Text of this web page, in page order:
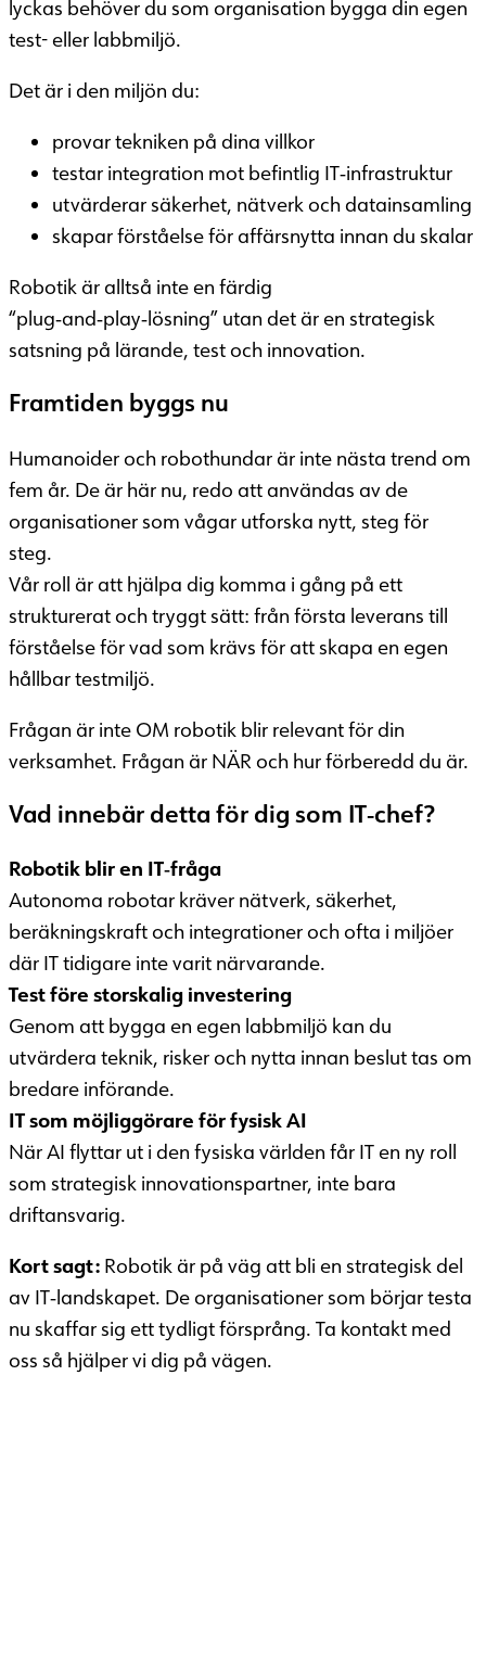
lyckas behöver du som organisation bygga din egen
test- eller labbmiljö.
Det är i den miljön du:
provar tekniken på dina villkor
testar integration mot befintlig IT‑infrastruktur
utvärderar säkerhet, nätverk och datainsamling
skapar förståelse för affärsnytta innan du skalar
Robotik är alltså inte en färdig
“plug‑and‑play‑lösning” utan det är en strategisk
satsning på lärande, test och innovation.
Framtiden byggs nu
Humanoider och robothundar är inte nästa trend om
fem år. De är här nu, redo att användas av de
organisationer som vågar utforska nytt, steg för
steg.
Vår roll är att hjälpa dig komma i gång på ett
strukturerat och tryggt sätt: från första leverans till
förståelse för vad som krävs för att skapa en egen
hållbar testmiljö.
Frågan är inte OM robotik blir relevant för din
verksamhet. Frågan är NÄR och hur förberedd du är.
Vad innebär detta för dig som IT‑chef?
Robotik blir en IT‑fråga
Autonoma robotar kräver nätverk, säkerhet,
beräkningskraft och integrationer och ofta i miljöer
där IT tidigare inte varit närvarande.
Test före storskalig investering
Genom att bygga en egen labbmiljö kan du
utvärdera teknik, risker och nytta innan beslut tas om
bredare införande.
IT som möjliggörare för fysisk AI
När AI flyttar ut i den fysiska världen får IT en ny roll
som strategisk innovationspartner, inte bara
driftansvarig.
Kort sagt: Robotik är på väg att bli en strategisk del
av IT‑landskapet. De organisationer som börjar testa
nu skaffar sig ett tydligt försprång. Ta kontakt med
oss så hjälper vi dig på vägen.